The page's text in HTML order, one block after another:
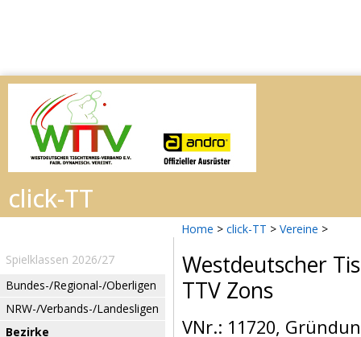
Home > click-TT > Vereine >
Spielklassen 2026/27
Bundes-/Regional-/Oberligen
NRW-/Verbands-/Landesligen
Bezirke
Westdeutscher
TTV Zons
VNr.: 11720,